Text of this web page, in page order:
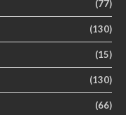
(77)
(130)
(15)
(130)
(66)